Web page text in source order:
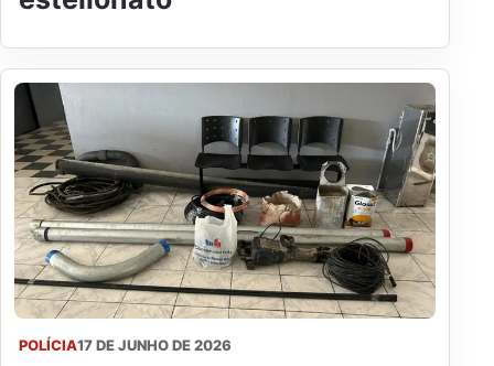
POLÍCIA17 DE JUNHO DE 2026